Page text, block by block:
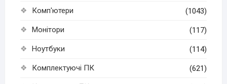
Комп'ютери (1043)
Монітори (117)
Ноутбуки (114)
Комплектуючі ПК (621)